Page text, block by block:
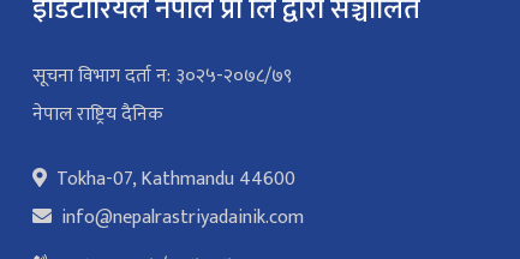
सूचना विभाग दर्ता न: ३०२५-२०७८/७९
नेपाल राष्ट्रिय दैनिक
Tokha-07, Kathmandu 44600
info@nepalrastriyadainik.com